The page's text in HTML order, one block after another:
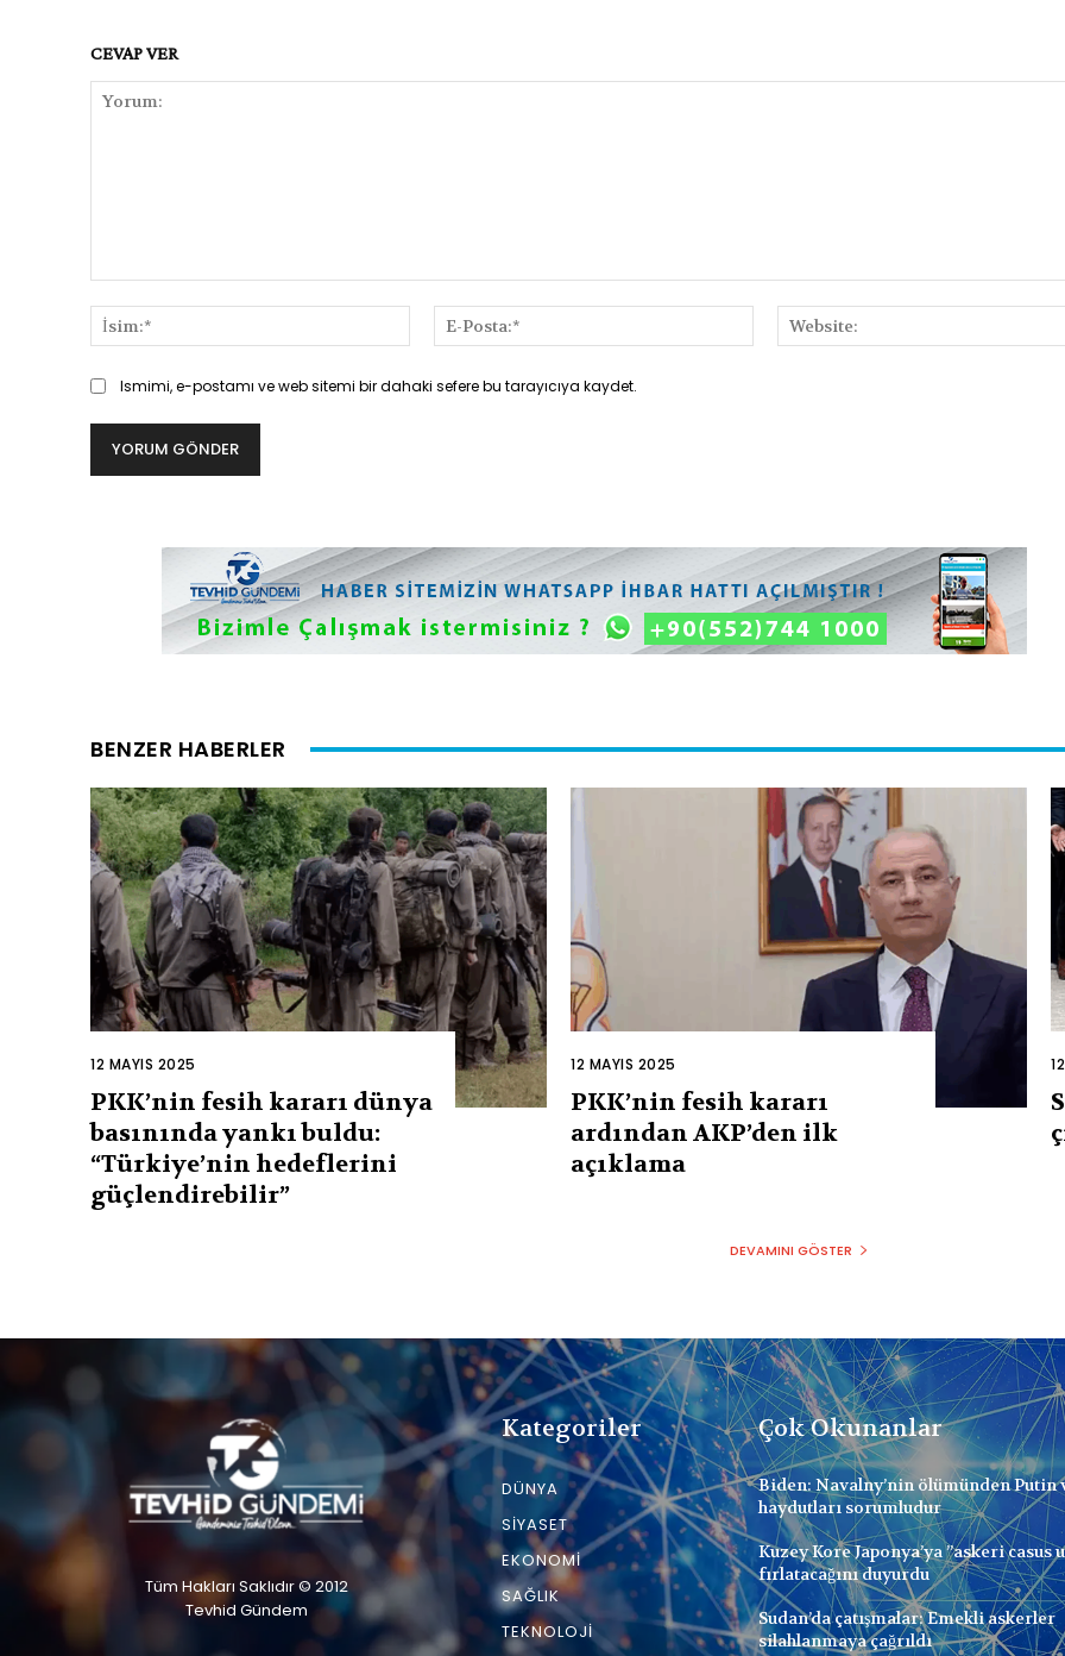
CEVAP VER
İsim:*
Posta:*
Ismimi, e-postamı ve web sitemi bir dahaki sefere bu tarayıcıya kaydet.
BENZER HABERLER
12 MAYIS 2025
PKK’nin fesih kararı dünya
basınında yankı buldu:
“Türkiye’nin hedeflerini
güçlendirebilir”
12 MAYIS 2025
PKK’nin fesih kararı
ardından AKP’den ilk
açıklama
DEVAMINI GÖSTER
Tüm Hakları Saklıdır © 2012
Tevhid Gündem
Kategoriler
DÜNYA
SIYASET
EKONOMI
SAĞLIK
TEKNOLOJI
Çok Okunanlar
Biden: Navalny’nin ölümünden Putin
haydutları sorumludur
Kuzey Kore Japonya’ya ”askeri casus
fırlatacağını duyurdu
Sudan’da çatışmalar: Emekli askerler
silahlanmaya çağrıldı